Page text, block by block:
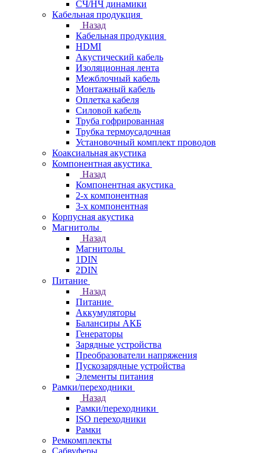
СЧ/НЧ динамики
Кабельная продукция
Назад
Кабельная продукция
HDMI
Акустический кабель
Изоляционная лента
Межблочный кабель
Монтажный кабель
Оплетка кабеля
Силовой кабель
Труба гофрированная
Трубка термоусадочная
Установочный комплект проводов
Коаксиальная акустика
Компонентная акустика
Назад
Компонентная акустика
2-х компонентная
3-х компонентная
Корпусная акустика
Магнитолы
Назад
Магнитолы
1DIN
2DIN
Питание
Назад
Питание
Аккумуляторы
Балансиры АКБ
Генераторы
Зарядные устройства
Преобразователи напряжения
Пускозарядные устройства
Элементы питания
Рамки/переходники
Назад
Рамки/переходники
ISO переходники
Рамки
Ремкомплекты
Сабвуферы